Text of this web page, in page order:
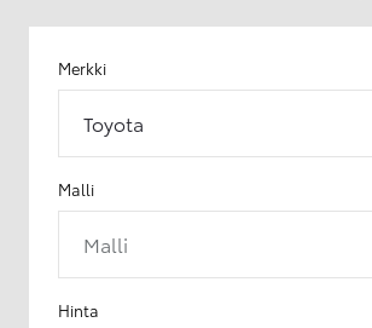
Merkki
Toyota
Malli
Malli
Hinta